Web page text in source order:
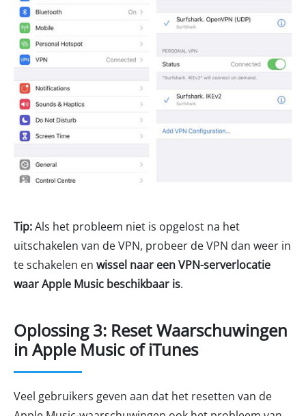
Tip:Als het probleem niet is opgelost na het
uitschakelen van de VPN, probeer de VPN dan weer in
te schakelen en wissel naar een VPN-serverlocatie
waar Apple Music beschikbaar is.
Oplossing 3: Reset Waarschuwingen
in Apple Music of iTunes
Veel gebruikers geven aan dat het resetten van de